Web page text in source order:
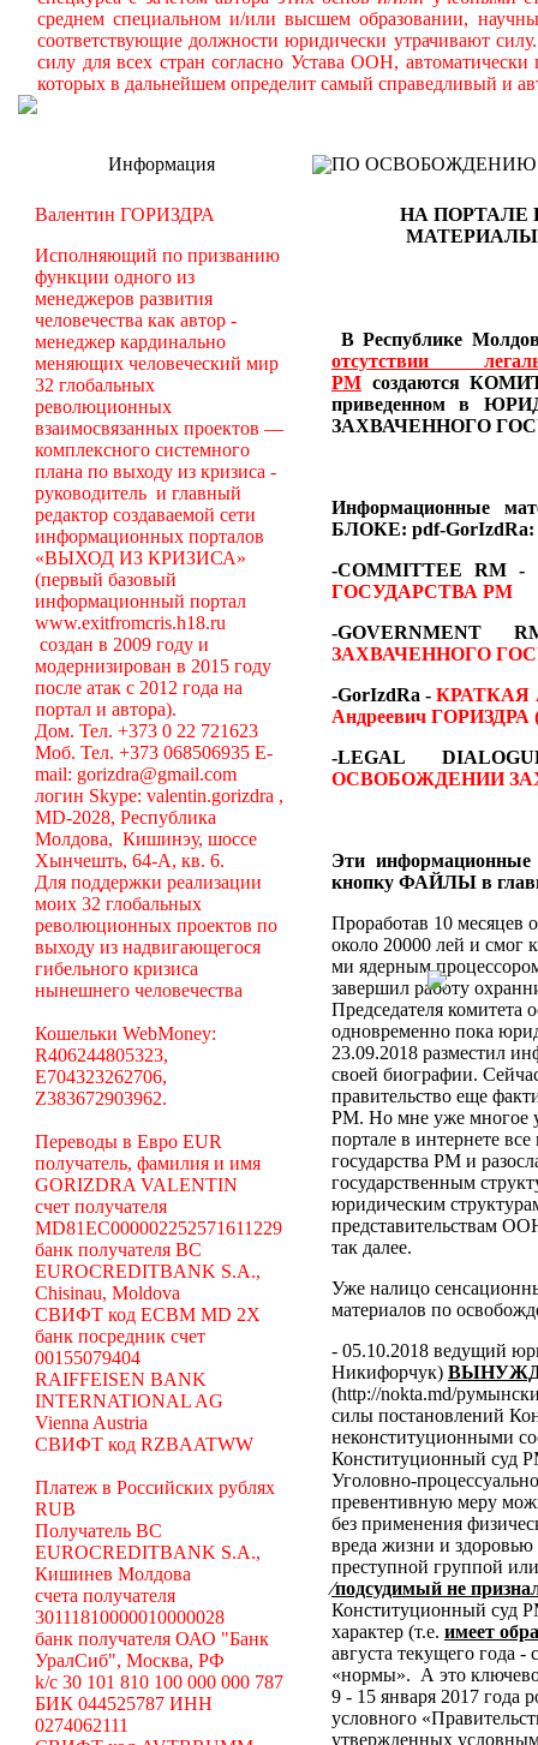
среднем специальном и/или высшем образовании,
соответствующие должности юридически утрачивают
силу для всех стран согласно Устава ООН,
которых в дальнейшем определит самый справедливый и
Информация
Валентин ГОРИЗДРА
Исполняющий по призванию
функции одного из
менеджеров развития
человечества как автор -
менеджер кардинально
меняющих человеческий мир
32 глобальных
революционных
взаимосвязанных проектов —
комплексного системного
плана по выходу из кризиса -
руководитель и главный
редактор создаваемой сети
информационных порталов
«ВЫХОД ИЗ КРИЗИСА»
(первый базовый
информационный портал
www.exitfromcris.h18.ru
создан в 2009 году и
модернизирован в 2015 году
после атак с 2012 года на
портал и автора).
Дом. Тел. +373 0 22 721623
Моб. Тел. +373 068506935 E-
mail: gorizdra@gmail.com
логин Skype: valentin.gorizdra ,
MD-2028, Республика
Молдова, Кишинэу, шоссе
Хынчешть, 64-А, кв. 6.
Для поддержки реализации
моих 32 глобальных
революционных проектов по
выходу из надвигающегося
гибельного кризиса
нынешнего человечества
Кошельки WebMoney:
R406244805323,
E704323262706,
Z383672903962.
Переводы в Евро EUR
получатель, фамилия и имя
GORIZDRA VALENTIN
счет получателя
MD81EC000002252571611229
банк получателя BC
EUROCREDITBANK S.A.,
Chisinau, Moldova
СВИФТ код ECBM MD 2X
банк посредник счет
00155079404
RAIFFEISEN BANK
INTERNATIONAL AG
Vienna Austria
СВИФТ код RZBAATWW
Платеж в Российских рублях
RUB
Получатель BC
EUROCREDITBANK S.A.,
Кишинев Молдова
счета получателя
30111810000010000028
банк получателя ОАО "Банк
УралСиб", Москва, РФ
k/c 30 101 810 100 000 000 787
БИК 044525787 ИНН
0274062111
ПО ОСВОБОЖДЕНИЮ
НА ПОРТАЛЕ
В Республике
отсутствии
РМ создаются
приведенном в
ЗАХВАЧЕННОГО
Информационные
БЛОКЕ: pdf-GorIzdRa:
-COMMITTEE RM -
ГОСУДАРСТВА РМ
-
ЗАХВАЧЕННОГО
-GorIzdRa -
Андреевич ГОРИЗДРА
-LEGAL
ОСВОБОЖДЕНИИ
Эти
кнопку ФАЙЛЫ в
Проработав 10 месяцев
около 20000 лей и смог
ми ядерным
завершил работу
Председателя комитета
одновременно пока
23.09.2018 разместил
своей биографии.
правительство еще
РМ. Но мне уже многое
портале в интернете
государства РМ и
государственным
юридическим
представительствам
так далее.
Уже налицо
материалов по
- 05.10.2018 ведущий
Никифорчук)
(http://nokta.md/
силы постановлений
неконституционными
Конституционный суд
Уголовно-
превентивную меру
без применения
вреда жизни и
преступной группой
⁄подсудимый не
Конституционный суд
характер (т.е. имеет
августа текущего года
«нормы». А это
9 - 15 января 2017 года
условного
утвержденных